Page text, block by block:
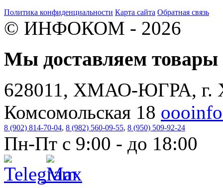
Политика конфиденциальности Карта сайта Обратная связь
© ИНФОКОМ - 2026
Мы доставляем
628011, ХМАО-ЮГРА, г.
Комсомольская 18
8 (902) 814-70-04, 8 (982) 560-09-55, 8 (950) 509-92-24
Пн-Пт с 9:00 - до 18:00